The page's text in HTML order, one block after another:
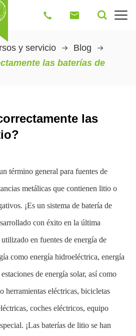
   
y servicio
Blog
las baterías de
las
término general para fuentes de
metálicas que contienen litio o
¡Es un sistema de batería de
con éxito en la última
en fuentes de energía de
como energía hidroeléctrica, energía
de energía solar, así como
herramientas eléctricas, bicicletas
coches eléctricos, equipo
¡Las baterías de litio se han